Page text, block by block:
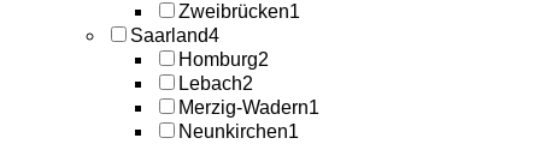
Zweibrücken1
Saarland4
Homburg2
Lebach2
Merzig-Wadern1
Neunkirchen1